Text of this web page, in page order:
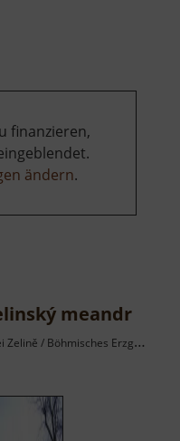
finanzieren,
ändern.
meandr
/ Böhmisches Erzgebirge